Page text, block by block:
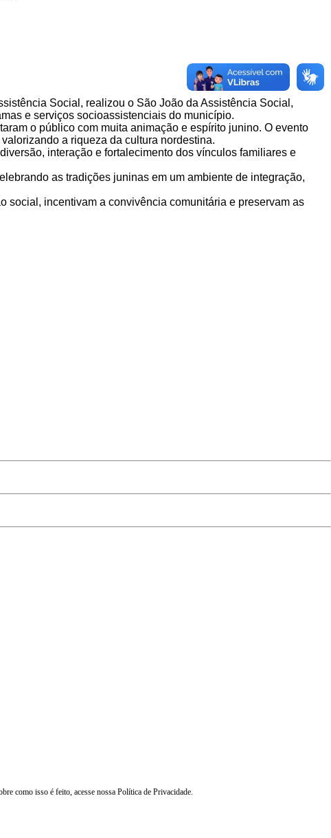
Social, realizou o São João da Assistência Social,
e serviços socioassistenciais do município.
o público com muita animação e espírito junino. O evento
a riqueza da cultura nordestina.
interação e fortalecimento dos vínculos familiares e
as tradições juninas em um ambiente de integração,
social, incentivam a convivência comunitária e preservam as
como isso é feito, acesse nossa Política de Privacidade.